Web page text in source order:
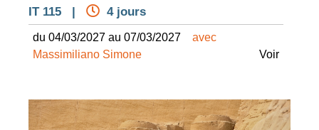
IT 115 | 4 jours
du 04/03/2027 au 07/03/2027
avec
Massimiliano Simone
Voir